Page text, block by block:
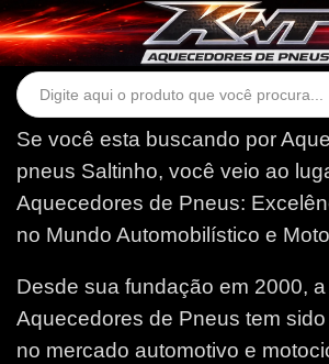
Search
Se você esta buscando por
pneus Saltinho, você veio ao
Aquecedores de Pneus:
no Mundo Automobilístico e
Desde sua fundação em 2000,
Aquecedores de Pneus tem
no mercado automotivo e